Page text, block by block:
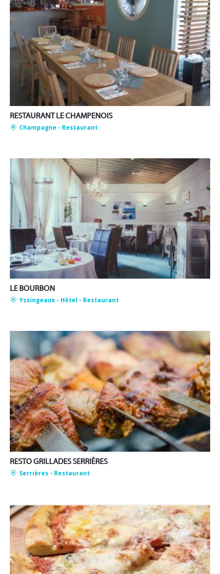
RESTAURANT LE CHAMPENOIS
Champagne - Restaurant
LE BOURBON
Yssingeaux - Hôtel - Restaurant
RESTO GRILLADES SERRIÈRES
Serrières - Restaurant